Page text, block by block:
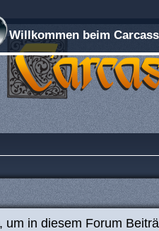
Willkommen beim
um in diesem Forum